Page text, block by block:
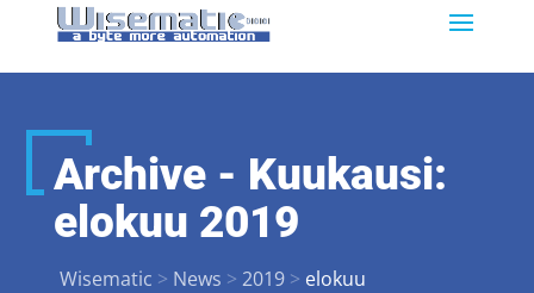
Archive - Kuukausi:
elokuu 2019
Wisematic > News > 2019> elokuu